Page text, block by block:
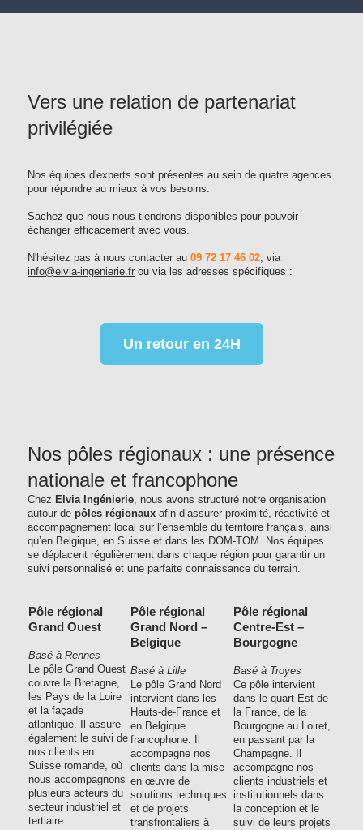
Vers une relation de partenariat
privilégiée
Nos équipes d'experts sont présentes au sein de quatre agences
pour répondre au mieux à vos besoins.
Sachez que nous nous tiendrons disponibles pour pouvoir
échanger efficacement avec vous.
N'hésitez pas à nous contacter au 09 72 17 46 02, via
info@elvia-ingenierie.fr ou via les adresses spécifiques :
Un retour en 24H
Nos pôles régionaux : une présence
nationale et francophone
Chez Elvia Ingénierie, nous avons structuré notre organisation
autour de pôles régionaux afin d’assurer proximité, réactivité et
accompagnement local sur l’ensemble du territoire français, ainsi
qu’en Belgique, en Suisse et dans les DOM-TOM. Nos équipes
se déplacent régulièrement dans chaque région pour garantir un
suivi personnalisé et une parfaite connaissance du terrain.
Pôle régional
Grand Ouest
Basé à Rennes
Le pôle Grand Ouest
couvre la Bretagne,
les Pays de la Loire
et la façade
atlantique. Il assure
également le suivi de
nos clients en
Suisse romande, où
nous accompagnons
plusieurs acteurs du
secteur industriel et
tertiaire.
Pôle régional
Grand Nord –
Belgique
Basé à Lille
Le pôle Grand Nord
intervient dans les
Hauts-de-France et
en Belgique
francophone. Il
accompagne nos
clients dans la mise
en œuvre de
solutions techniques
et de projets
transfrontaliers à
Pôle régional
Centre-Est –
Bourgogne
Basé à Troyes
Ce pôle intervient
dans le quart Est de
la France, de la
Bourgogne au Loiret,
en passant par la
Champagne. Il
accompagne nos
clients industriels et
institutionnels dans
la conception et le
suivi de leurs projets